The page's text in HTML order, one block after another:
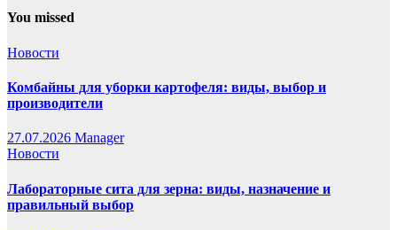
You missed
Новости
Комбайны для уборки картофеля: виды, выбор и
производители
27.07.2026 Manager
Новости
Лабораторные сита для зерна: виды, назначение и
правильный выбор